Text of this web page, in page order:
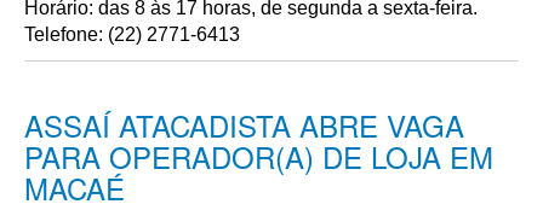
Horário: das 8 às 17 horas, de segunda a sexta-feira.
Telefone: (22) 2771-6413
ASSAÍ ATACADISTA ABRE VAGA
PARA OPERADOR(A) DE LOJA EM
MACAÉ